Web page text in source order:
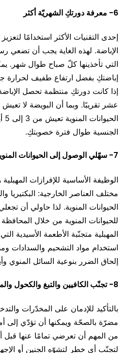
6- معرفة دورتكِ الشهريّة أكثر
إحدى التقنيات الأكثر استخدامًا
الإباضة. لهذه الغاية يجب أن تضعي
التي تأخذينها كلّ صباح طوال شهر.
إباضتكِ بفضل ارتفاع طفيف
إذا كانت دورتكِ منتظمة تحصل
الجنسية طوال فترة خصوبتكِ.
7- سهّلي الوصول إلى الحيوانات المنوية
الوظيفة الأساسية للإفرازات
مختلف العناصر الخارجية: البكتيريا
الحيوانات المنوية. لذا حاولي أن
للحيوانات المنوية من خلال
المهبلية متجنّبة الأطعمة الأسيدية
استخدام مواد التشحيم والسدادات
إلحاق الضرر بنوعية السائل
8- تجنّب الكافيين والتبغ والكحول والمخدّرات
بالتأكيد للإدمان على المخدّرات
مضرّة بالصحّة ويمكنها أن تؤدّي إلى
من المهم أن تعرضي تمامًا عنها قبل
لتجنّب أي خطر لتشوّه الجنين أو